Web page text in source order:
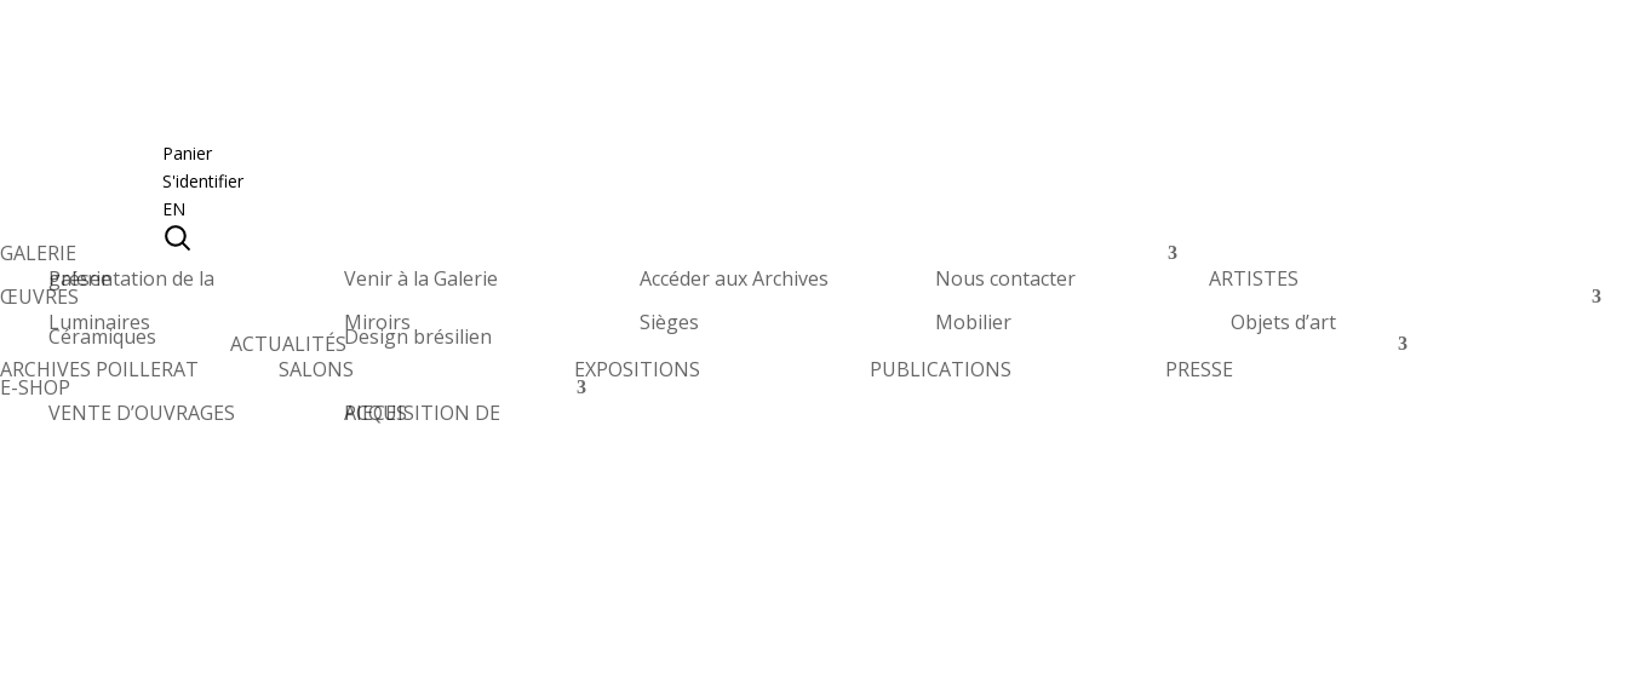
Panier
S'identifier
EN
GALERIE
Présentation de la galerie
Venir à la Galerie Accéder aux Archives Nous contacter ARTISTES
ŒUVRES
Luminaires
Miroirs Sièges Mobilier Objets d’art
Céramiques
Design brésilien
ARCHIVES POILLERAT
ACTUALITÉS
SALONS
EXPOSITIONS PUBLICATIONS PRESSE
E-SHOP
VENTE D’OUVRAGES
ACQUISITION DE PIECES